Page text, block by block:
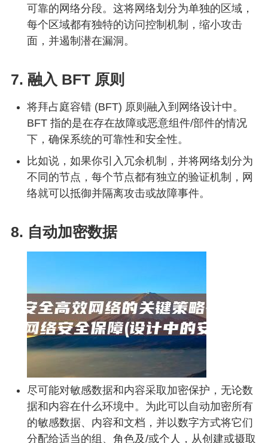
可靠的网络分段。这将网络划分为单独的区域，
每个区域都有独特的访问控制机制，缩小攻击
面，并遏制潜在漏洞。
7. 融入 BFT 原则
将拜占庭容错 (BFT) 原则融入到网络设计中。
BFT 指的是在存在故障或恶意组件/部件的情况
下，确保系统的可靠性和安全性。
比如说，如果你引入冗余机制，并将网络划分为
不同的节点，每个节点都有独立的验证机制，网
络就可以抵御并隔离攻击或故障事件。
8. 自动加密数据
尽可能对敏感数据和内容采取加密保护，无论数
据和内容在什么环境中。为此可以自动加密所有
的敏感数据、内容和文档，并以数字方式将它们
分配给适当的组、角色及/或个人，从创建或摄取